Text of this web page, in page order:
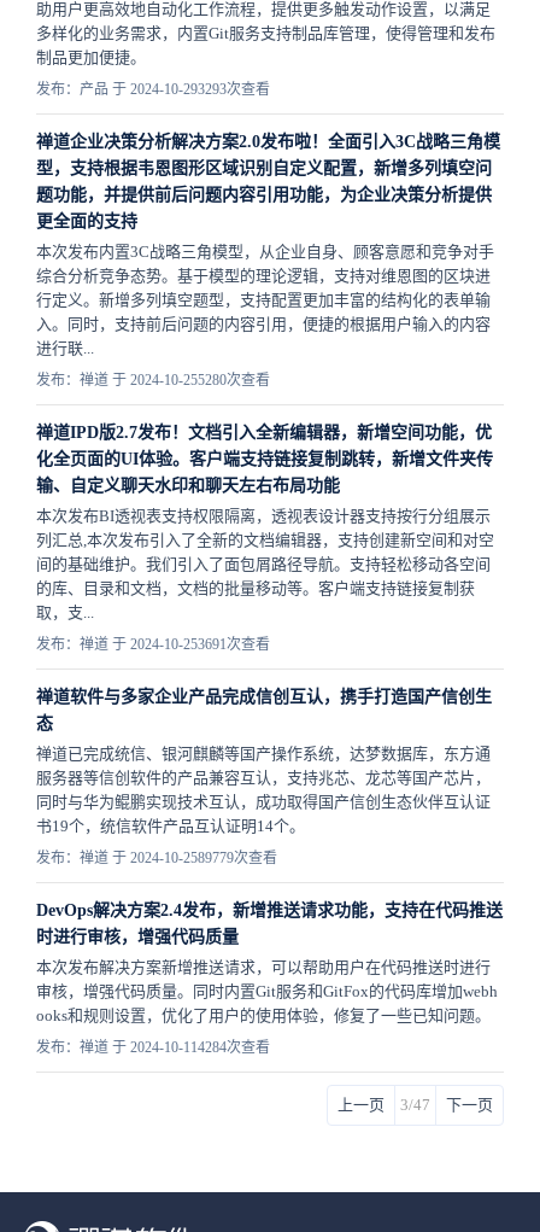
助用户更高效地自动化工作流程，​提供更多触发动作设置，以满足
多样化的业务需求，内置Git服务支持制品库管理，使得管理和发布
制品更加便捷。
发布：产品 于 2024-10-293293次查看
禅道企业决策分析解决方案2.0发布啦！全面引入3C战略三角模
型，支持根据韦恩图形区域识别自定义配置，新增多列填空问
题功能，并提供前后问题内容引用功能，为企业决策分析提供
更全面的支持
本次发布内置3C战略三角模型，从企业自身、顾客意愿和竞争对手
综合分析竞争态势。基于模型的理论逻辑，支持对维恩图的区块进
行定义。新增多列填空题型，支持配置更加丰富的结构化的表单输
入。同时，支持前后问题的内容引用，便捷的根据用户输入的内容
进行联...
发布：禅道 于 2024-10-255280次查看
禅道IPD版2.7发布！文档引入全新编辑器，新增空间功能，优
化全页面的UI体验。客户端支持链接复制跳转，新增文件夹传
输、自定义聊天水印和聊天左右布局功能
本次发布BI透视表支持权限隔离，透视表设计器支持按行分组展示
列汇总,本次发布引入了全新的文档编辑器，支持创建新空间和对空
间的基础维护。我们引入了面包屑路径导航。支持轻松移动各空间
的库、目录和文档，文档的批量移动等。客户端支持链接复制获
取，支...
发布：禅道 于 2024-10-253691次查看
禅道软件与多家企业产品完成信创互认，携手打造国产信创生
态
禅道已完成统信、银河麒麟等国产操作系统，达梦数据库，东方通
服务器等信创软件的产品兼容互认，支持兆芯、龙芯等国产芯片，
同时与华为鲲鹏实现技术互认，成功取得国产信创生态伙伴互认证
书19个，统信软件产品互认证明14个。
发布：禅道 于 2024-10-2589779次查看
DevOps解决方案2.4发布，新增推送请求功能，支持在代码推送
时进行审核，增强代码质量
本次发布解决方案新增推送请求，可以帮助用户在代码推送时进行
审核，增强代码质量。同时内置Git服务和GitFox的代码库增加webh
ooks和规则设置，优化了用户的使用体验，修复了一些已知问题。
发布：禅道 于 2024-10-114284次查看
上一页 3/47 下一页